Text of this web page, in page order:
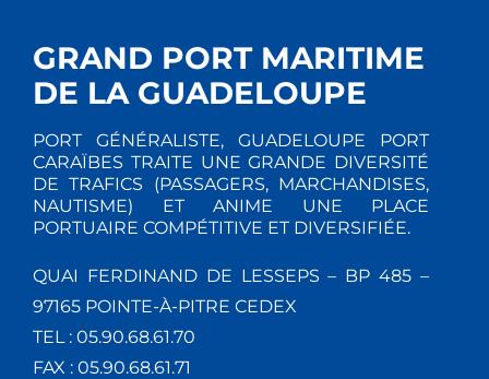
GRAND PORT MARITIME
DE LA GUADELOUPE
PORT GÉNÉRALISTE, GUADELOUPE PORT
CARAÏBES TRAITE UNE GRANDE DIVERSITÉ
DE TRAFICS (PASSAGERS, MARCHANDISES,
NAUTISME) ET ANIME UNE PLACE
PORTUAIRE COMPÉTITIVE ET DIVERSIFIÉE.
QUAI FERDINAND DE LESSEPS – BP 485 –
97165 POINTE-À-PITRE CEDEX
TEL : 05.90.68.61.70
FAX : 05.90.68.61.71